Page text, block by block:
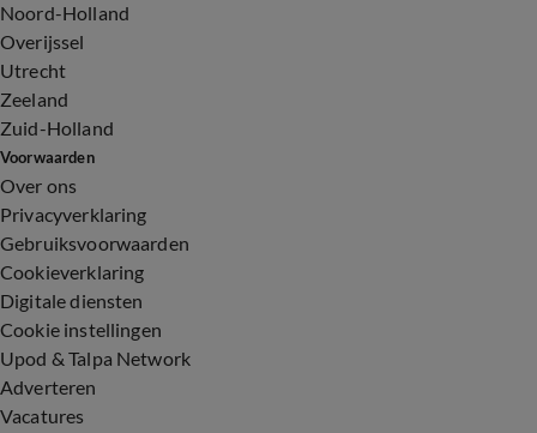
Noord-Holland
Overijssel
Utrecht
Zeeland
Zuid-Holland
Voorwaarden
Over ons
Privacyverklaring
Gebruiksvoorwaarden
Cookieverklaring
Digitale diensten
Cookie instellingen
Upod & Talpa Network
Adverteren
Vacatures